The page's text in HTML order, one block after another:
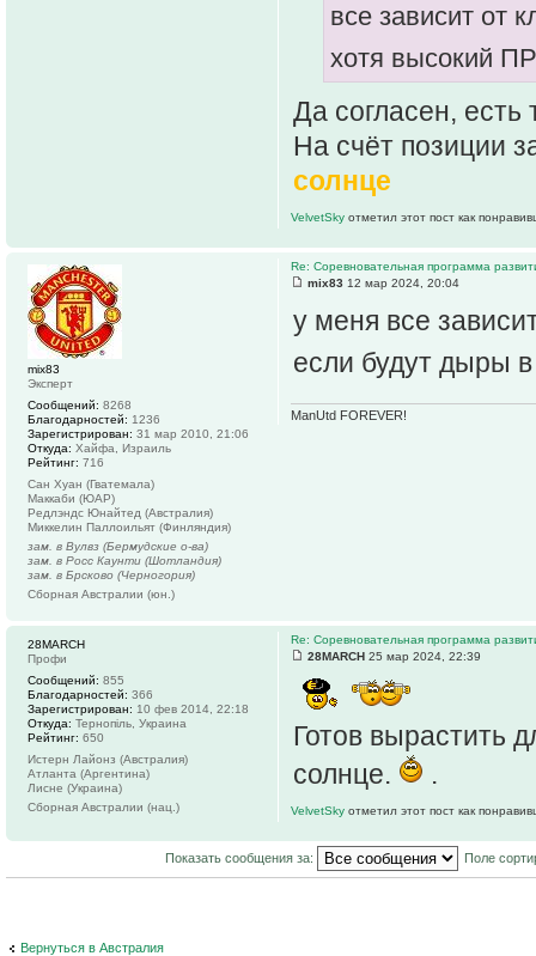
все зависит от
хотя высокий
Да согласен, есть
На счёт позиции
солнце
VelvetSky отметил этот пост как
Re: Соревновательная программа
mix83 12 мар 2024, 20:04
у меня все
если будут дыры
ManUtd FOREVER!
mix83
Эксперт
Сообщений: 8268
Благодарностей: 1236
Зарегистрирован: 31 мар 2010, 21:06
Откуда: Хайфа, Израиль
Рейтинг: 716
Сан Хуан (Гватемала)
Маккаби (ЮАР)
Редлэндс Юнайтед (Австралия)
Миккелин Паллоильят (Финляндия)
зам. в Вулвз (Бермудские о-ва)
зам. в Росс Каунти (Шотландия)
зам. в Брсково (Черногория)
Сборная Австралии (юн.)
Re: Соревновательная программа
28MARCH 25 мар 2024, 22:39
Готов вырастить
солнце.
.
VelvetSky отметил этот пост как
28MARCH
Профи
Сообщений: 855
Благодарностей: 366
Зарегистрирован: 10 фев 2014, 22:18
Откуда: Тернопіль, Украина
Рейтинг: 650
Истерн Лайонз (Австралия)
Атланта (Аргентина)
Лисне (Украина)
Сборная Австралии (нац.)
Показать сообщения за: Поле
Вернуться в Австралия